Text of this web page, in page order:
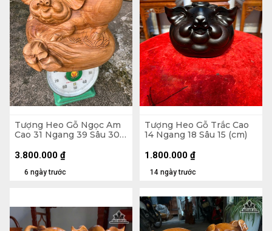
Tượng Heo Gỗ Ngọc Am
Cao 31 Ngang 39 Sâu 30
6 ngày trước
3.800.000 ₫
Tượng Heo Gỗ Trắc Cao
14 Ngang 18 Sâu 15 (cm)
14 ngày trước
1.800.000 ₫